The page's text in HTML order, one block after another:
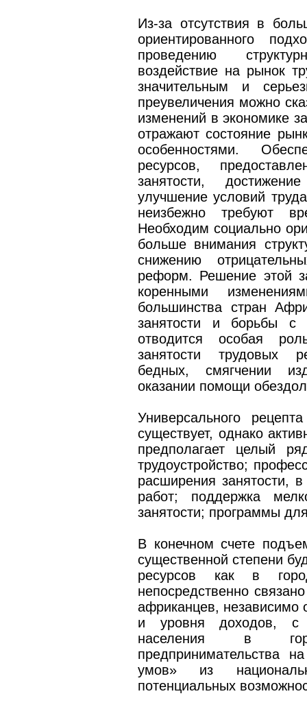
Из-за отсутствия в
ориентированного
проведению
воздействие на рынок
значительным и
преувеличения можно
изменений в экономике
отражают состояние
особенностями.
ресурсов,
занятости,
улучшение условий
неизбежно требуют
Необходим социально
больше внимания
снижению
реформ. Решение этой
коренными
большинства стран
занятости и борьбы с
отводится особая
занятости трудовых
бедных, смягчении
оказании помощи
Универсального
существует, однако
предполагает целый
трудоустройство;
расширения занятости,
работ; поддержка
занятости; программы
В конечном счете
существенной степени
ресурсов как в
непосредственно
африканцев, независимо
и уровня доходов, с
населения в
предпринимательства
умов» из
потенциальных